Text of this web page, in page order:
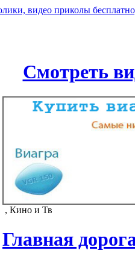
Смотреть
, Кино и Тв
Главная